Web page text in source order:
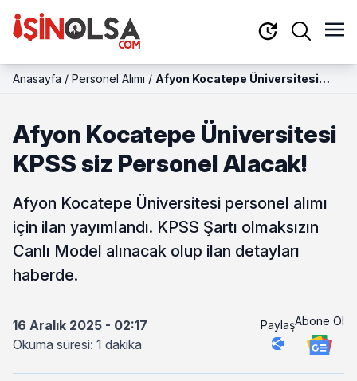
Anasayfa / Personel Alımı / Afyon Kocatepe Üniversitesi
Afyon Kocatepe Üniversitesi
KPSS siz Personel Alacak!
Afyon Kocatepe Üniversitesi personel alımı
için ilan yayımlandı. KPSS Şartı olmaksızın
Canlı Model alınacak olup ilan detayları
haberde.
16 Aralık 2025 - 02:17
Okuma süresi: 1 dakika
PaylaşAbone Ol